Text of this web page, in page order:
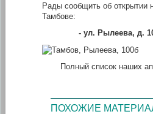
Рады сообщить об открытии
Тамбове:
- ул. Рылеева, д.
Полный список наших
ПОХОЖИЕ